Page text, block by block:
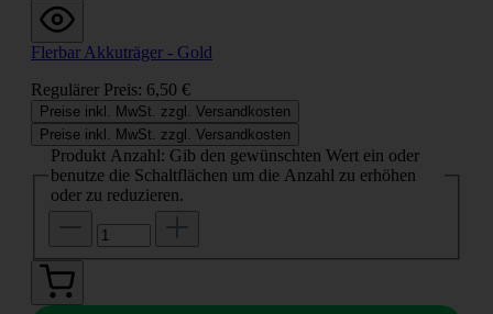
Flerbar Akkuträger - Gold
Regulärer Preis: 6,50 €
Preise inkl. MwSt. zzgl. Versandkosten
Preise inkl. MwSt. zzgl. Versandkosten
Produkt Anzahl: Gib den gewünschten Wert ein oder
benutze die Schaltflächen um die Anzahl zu erhöhen
oder zu reduzieren.